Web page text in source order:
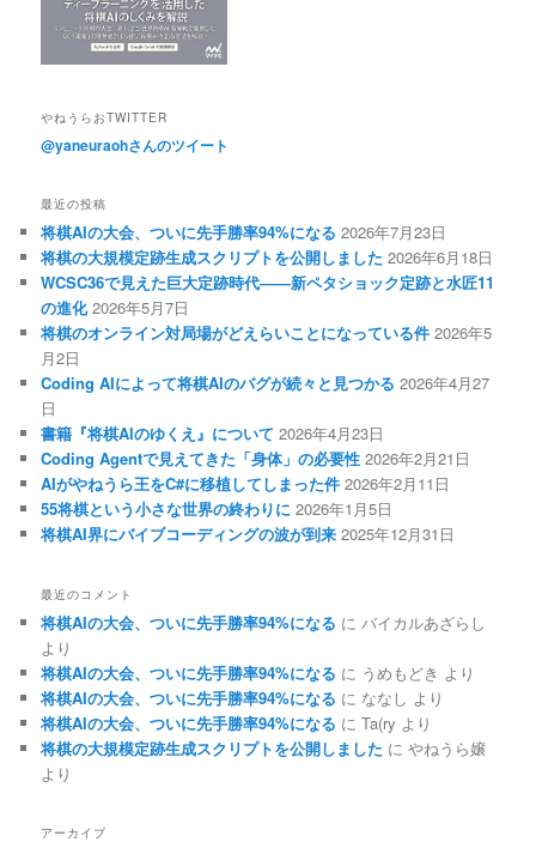
やねうらおTWITTER
@yaneuraohさんのツイート
最近の投稿
将棋AIの大会、ついに先手勝率94%になる 2026年7月23日
将棋の大規模定跡生成スクリプトを公開しました 2026年6月18日
WCSC36で見えた巨大定跡時代――新ペタショック定跡と水匠11
の進化 2026年5月7日
将棋のオンライン対局場がどえらいことになっている件 2026年5
月2日
Coding AIによって将棋AIのバグが続々と見つかる 2026年4月27
日
書籍『将棋AIのゆくえ』について 2026年4月23日
Coding Agentで見えてきた「身体」の必要性 2026年2月21日
AIがやねうら王をC#に移植してしまった件 2026年2月11日
55将棋という小さな世界の終わりに 2026年1月5日
将棋AI界にバイブコーディングの波が到来 2025年12月31日
最近のコメント
将棋AIの大会、ついに先手勝率94%になる にバイカルあざらし
より
将棋AIの大会、ついに先手勝率94%になる に うめもどき より
将棋AIの大会、ついに先手勝率94%になる に ななし より
将棋AIの大会、ついに先手勝率94%になる にTa(ry より
将棋の大規模定跡生成スクリプトを公開しました にやねうら嬢
より
アーカイブ